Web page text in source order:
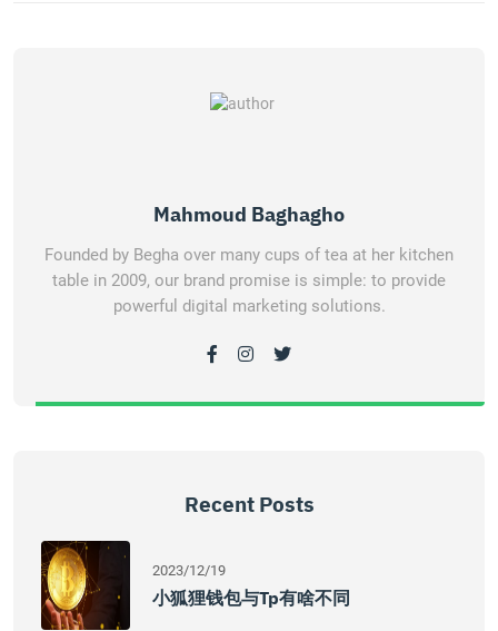
Mahmoud Baghagho
Founded by Begha over many cups of tea at her kitchen
table in 2009, our brand promise is simple: to provide
powerful digital marketing solutions.
Recent Posts
2023/12/19
小狐狸钱包与tp有啥不同